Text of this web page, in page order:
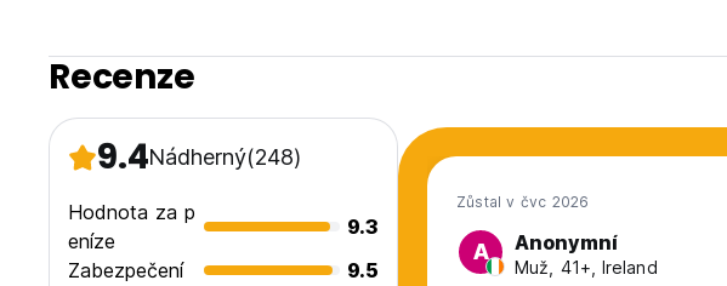
Recenze
9.4Nádherný(248)
Hodnota za p
eníze
9.3
Zabezpečení
9.5
Zůstal v čvc 2026
A Anonymní
Muž, 41+, Ireland